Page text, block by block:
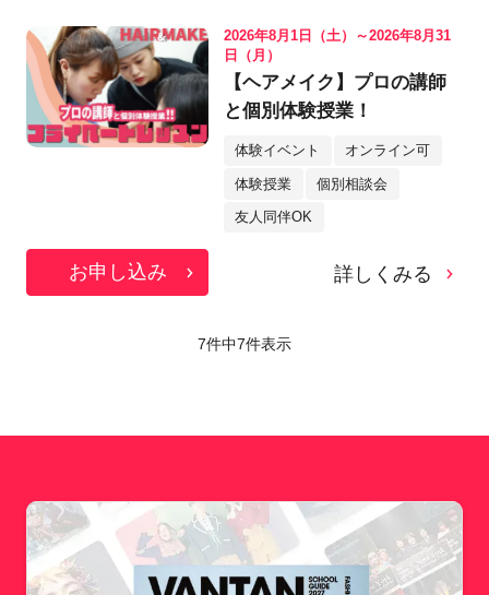
2026年8月1日（土）～2026年8月31
日（月）
【ヘアメイク】プロの講師
と個別体験授業！
体験イベント オンライン可
体験授業 個別相談会
友人同伴OK
お申し込み 詳しくみる
7件中7件表示